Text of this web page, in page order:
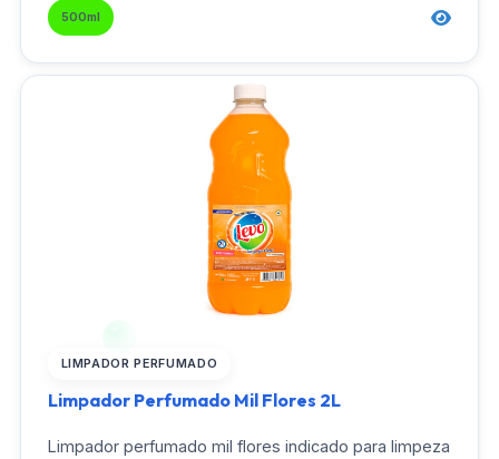
500ml
LIMPADOR PERFUMADO
Limpador Perfumado Mil Flores 2L
Limpador perfumado mil flores indicado para limpeza